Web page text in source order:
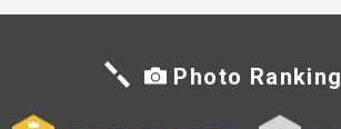
Photo Ranking